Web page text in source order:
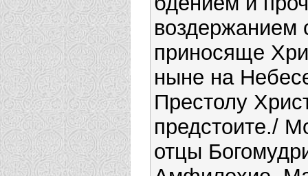
воздержанием
приносяще
ныне на
Престолу
предстоите./
отцы